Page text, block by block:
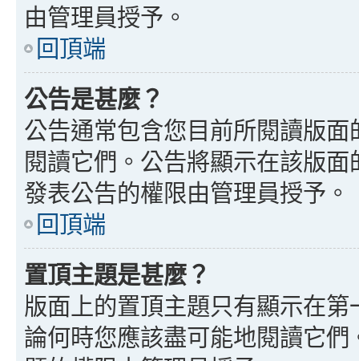
由管理員授予。
回頂端
公告是甚麼？
公告通常包含您目前所閱讀版
閱讀它們。公告將顯示在該版
發表公告的權限由管理員授予。
回頂端
置頂主題是甚麼？
版面上的置頂主題只有顯示在
論何時您應該盡可能地閱讀它